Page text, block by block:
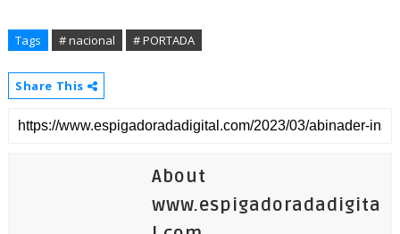
Tags # nacional # PORTADA
Share This
About
www.espigadoradadigita